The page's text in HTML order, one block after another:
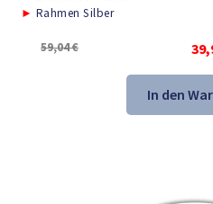
► Rahmen Silber
59,04€
Preis
war:
In den